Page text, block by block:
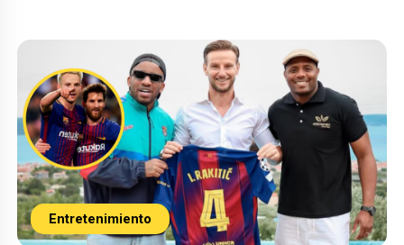
Entretenimiento